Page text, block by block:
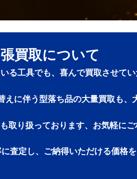
買取について
る工具でも、喜んで買取させて
えに伴う型落ち品の大量買取も、
取り扱っております、お気軽に
査定し、ご納得いただける価格